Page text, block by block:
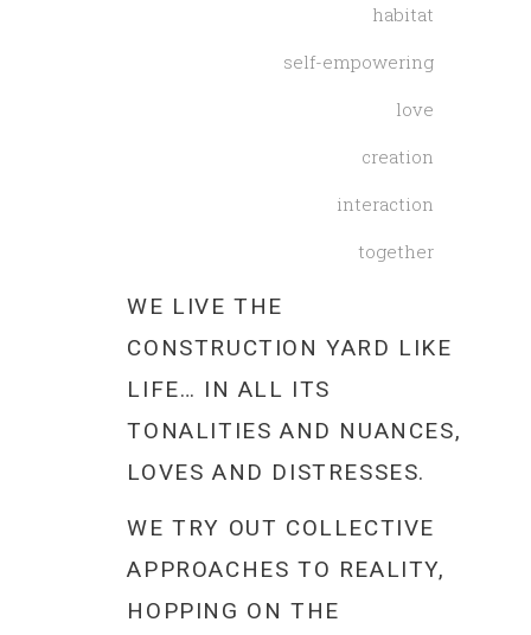
habitat
self-empowering
love
creation
interaction
together
WE LIVE THE
CONSTRUCTION YARD LIKE
LIFE… IN ALL ITS
TONALITIES AND NUANCES,
LOVES AND DISTRESSES.
WE TRY OUT COLLECTIVE
APPROACHES TO REALITY,
HOPPING ON THE